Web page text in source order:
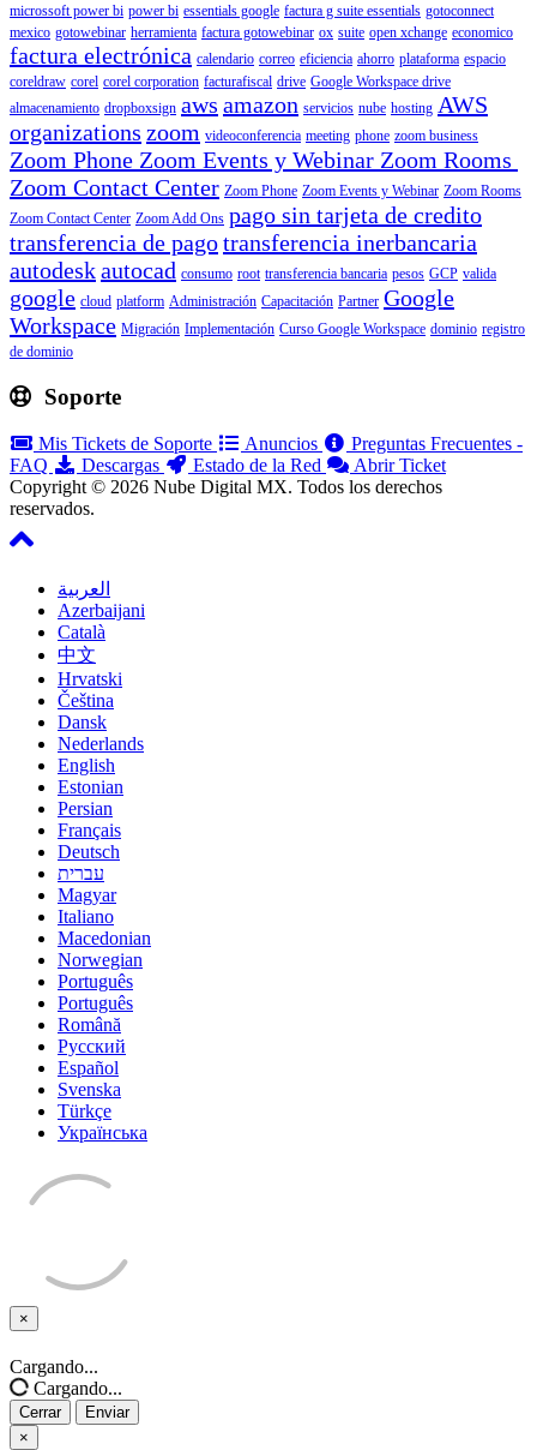
microssoft power bi power bi essentials google factura g suite essentials gotoconnect
mexico gotowebinar herramienta factura gotowebinar ox suite open xchange economico
factura electrónica calendario correo eficiencia ahorro plataforma espacio
coreldraw corel corel corporation facturafiscal drive Google Workspace drive
almacenamiento dropboxsign aws amazon servicios nube hosting AWS
organizations zoom videoconferencia meeting phone zoom business
Zoom Phone Zoom Events y Webinar Zoom Rooms
Zoom Contact Center Zoom Phone Zoom Events y Webinar Zoom Rooms
Zoom Contact Center Zoom Add Ons pago sin tarjeta de credito
transferencia de pagotransferencia inerbancaria
autodeskautocad consumo root transferencia bancaria pesos GCP valida
google cloud platform Administración Capacitación Partner Google
Workspace Migración Implementación Curso Google Workspace dominio registro
de dominio
Soporte
Mis Tickets de Soporte Anuncios
Preguntas Frecuentes -
FAQ
Descargas Estado de la Red
Abrir Ticket
Copyright © 2026 Nube Digital MX. Todos los derechos
reservados.
العربية
Azerbaijani
Català
中文
Hrvatski
Čeština
Dansk
Nederlands
English
Estonian
Persian
Français
Deutsch
עברית
Magyar
Italiano
Macedonian
Norwegian
Português
Português
Română
Русский
Español
Svenska
Türkçe
Українська
×
Cerrar
Cargando...
Cargando...
Cerrar
Enviar
×